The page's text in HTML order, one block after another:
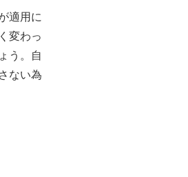
適用に
変わっ
う。自
ない為